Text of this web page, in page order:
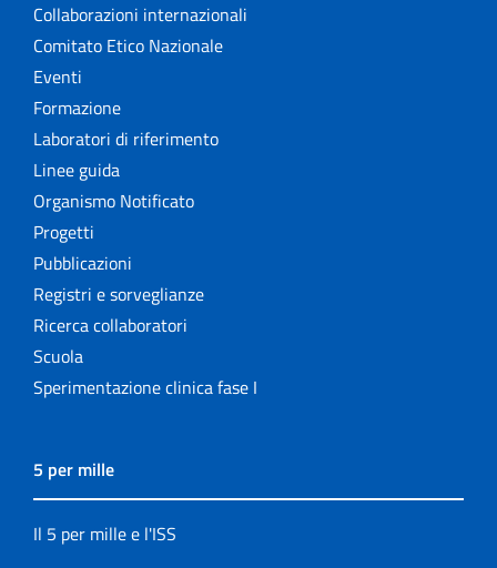
Collaborazioni internazionali
Comitato Etico Nazionale
Eventi
Formazione
Laboratori di riferimento
Linee guida
Organismo Notificato
Progetti
Pubblicazioni
Registri e sorveglianze
Ricerca collaboratori
Scuola
Sperimentazione clinica fase I
5 per mille
Il 5 per mille e l'ISS